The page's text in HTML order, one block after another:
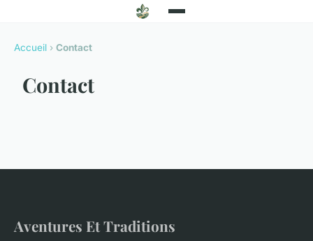
Accueil › Contact
Contact
Aventures Et Traditions